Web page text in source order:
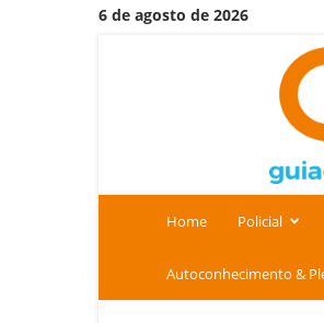
6 de agosto de 2026
Home Policial
Autoconhecimento &